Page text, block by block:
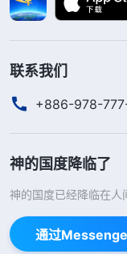
的有生之日中为
所有的能量，受
作，人有何资格
工・“神向全宇的
语给了我信心和
能为神倒钉十字
的逼迫患难中有
愿意顺服神的主
联系我们
+886-978-
神的国度降临了
神的国度已经降临在人
通过